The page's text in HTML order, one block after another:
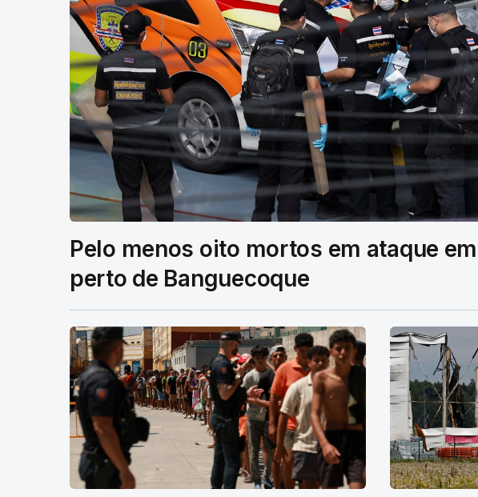
Pelo menos oito mortos em ataque
perto de Banguecoque